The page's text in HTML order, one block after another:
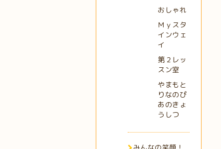
おしゃれ
Ｍｙスタ
インウェ
イ
第２レッ
スン室
やまもと
りなのぴ
あのきょ
うしつ